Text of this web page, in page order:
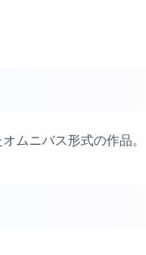
ムニバス形式の作品。